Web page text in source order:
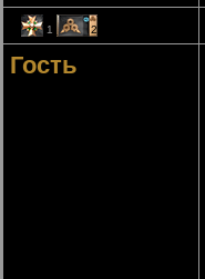
1 2
Гость